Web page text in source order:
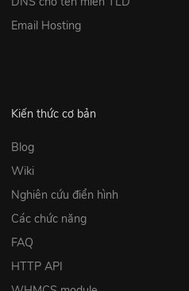
Email Hosting
Kiến thức cơ bản
Blog
Wiki
Nghiên cứu điển hình
Các chức năng
FAQ
HTTP API